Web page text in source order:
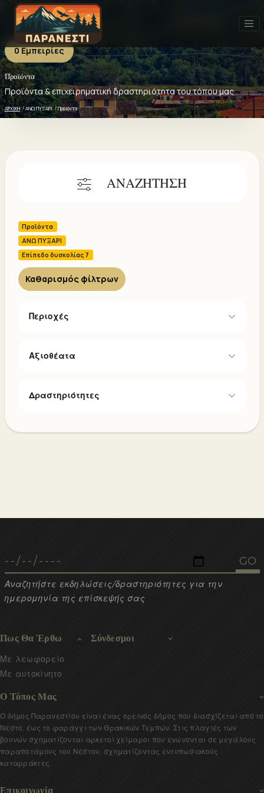
0 Εμπειρίες
Προϊόντα
Προϊόντα & επιχειρηματική δραστηριότητα του τόπου μας
ΑΡΧΙΚΗ ΑΝΩ ΠΥΞΑΡΙ Προϊόντα
ΑΝΑΖΗΤΗΣΗ
Προϊόντα
ΑΝΩ ΠΥΞΑΡΙ
Επίπεδο δυσκολίας 7
Καθαρισμός φίλτρων
Περιοχές
Αξιοθέατα
Δραστηριότητες
Προϊόντα - 0 ΕΜΠΕΙΡΙΕΣ
Πρόσφατα Δημοφιλή Καλύτερη αξιολόγηση
Αναζητήστε εκδηλώσεις/δραστηριότητες για την
ημερομηνία της επίσκεψής σας
Πως Θα Έρθω
Με λεωφορείο
Με αυτοκίνητο
Σύνδεσμοι
Ο Τόπος Μας
Ο δήμος Παρανεστίου είναι ένας ορεινός δήμος που διασχίζεται από το
Νέστο, έως το φαράγγι των Θρακικών Τεμπών. Στις πλαγιές των
βουνών σχηματίζονται αρκετοί χείμαροι που ενώνονται σε μεγάλους
παραποτάμους του Νέστου, σχηματίζοντας εντυπωσιακούς
καταρράκτες..
Επικοινωνία